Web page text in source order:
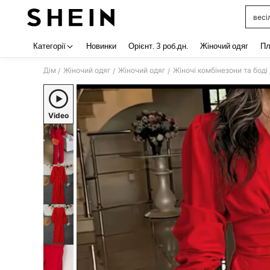
Категорії Новинки Орiєнт. 3 роб.дн. Жіночий одяг
Дім / Жіночий одяг / Жіночий одяг / Жіночі комбінезони та боді
Video